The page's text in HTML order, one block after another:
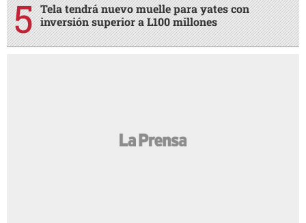
Tela tendrá nuevo muelle para yates con
inversión superior a L100 millones